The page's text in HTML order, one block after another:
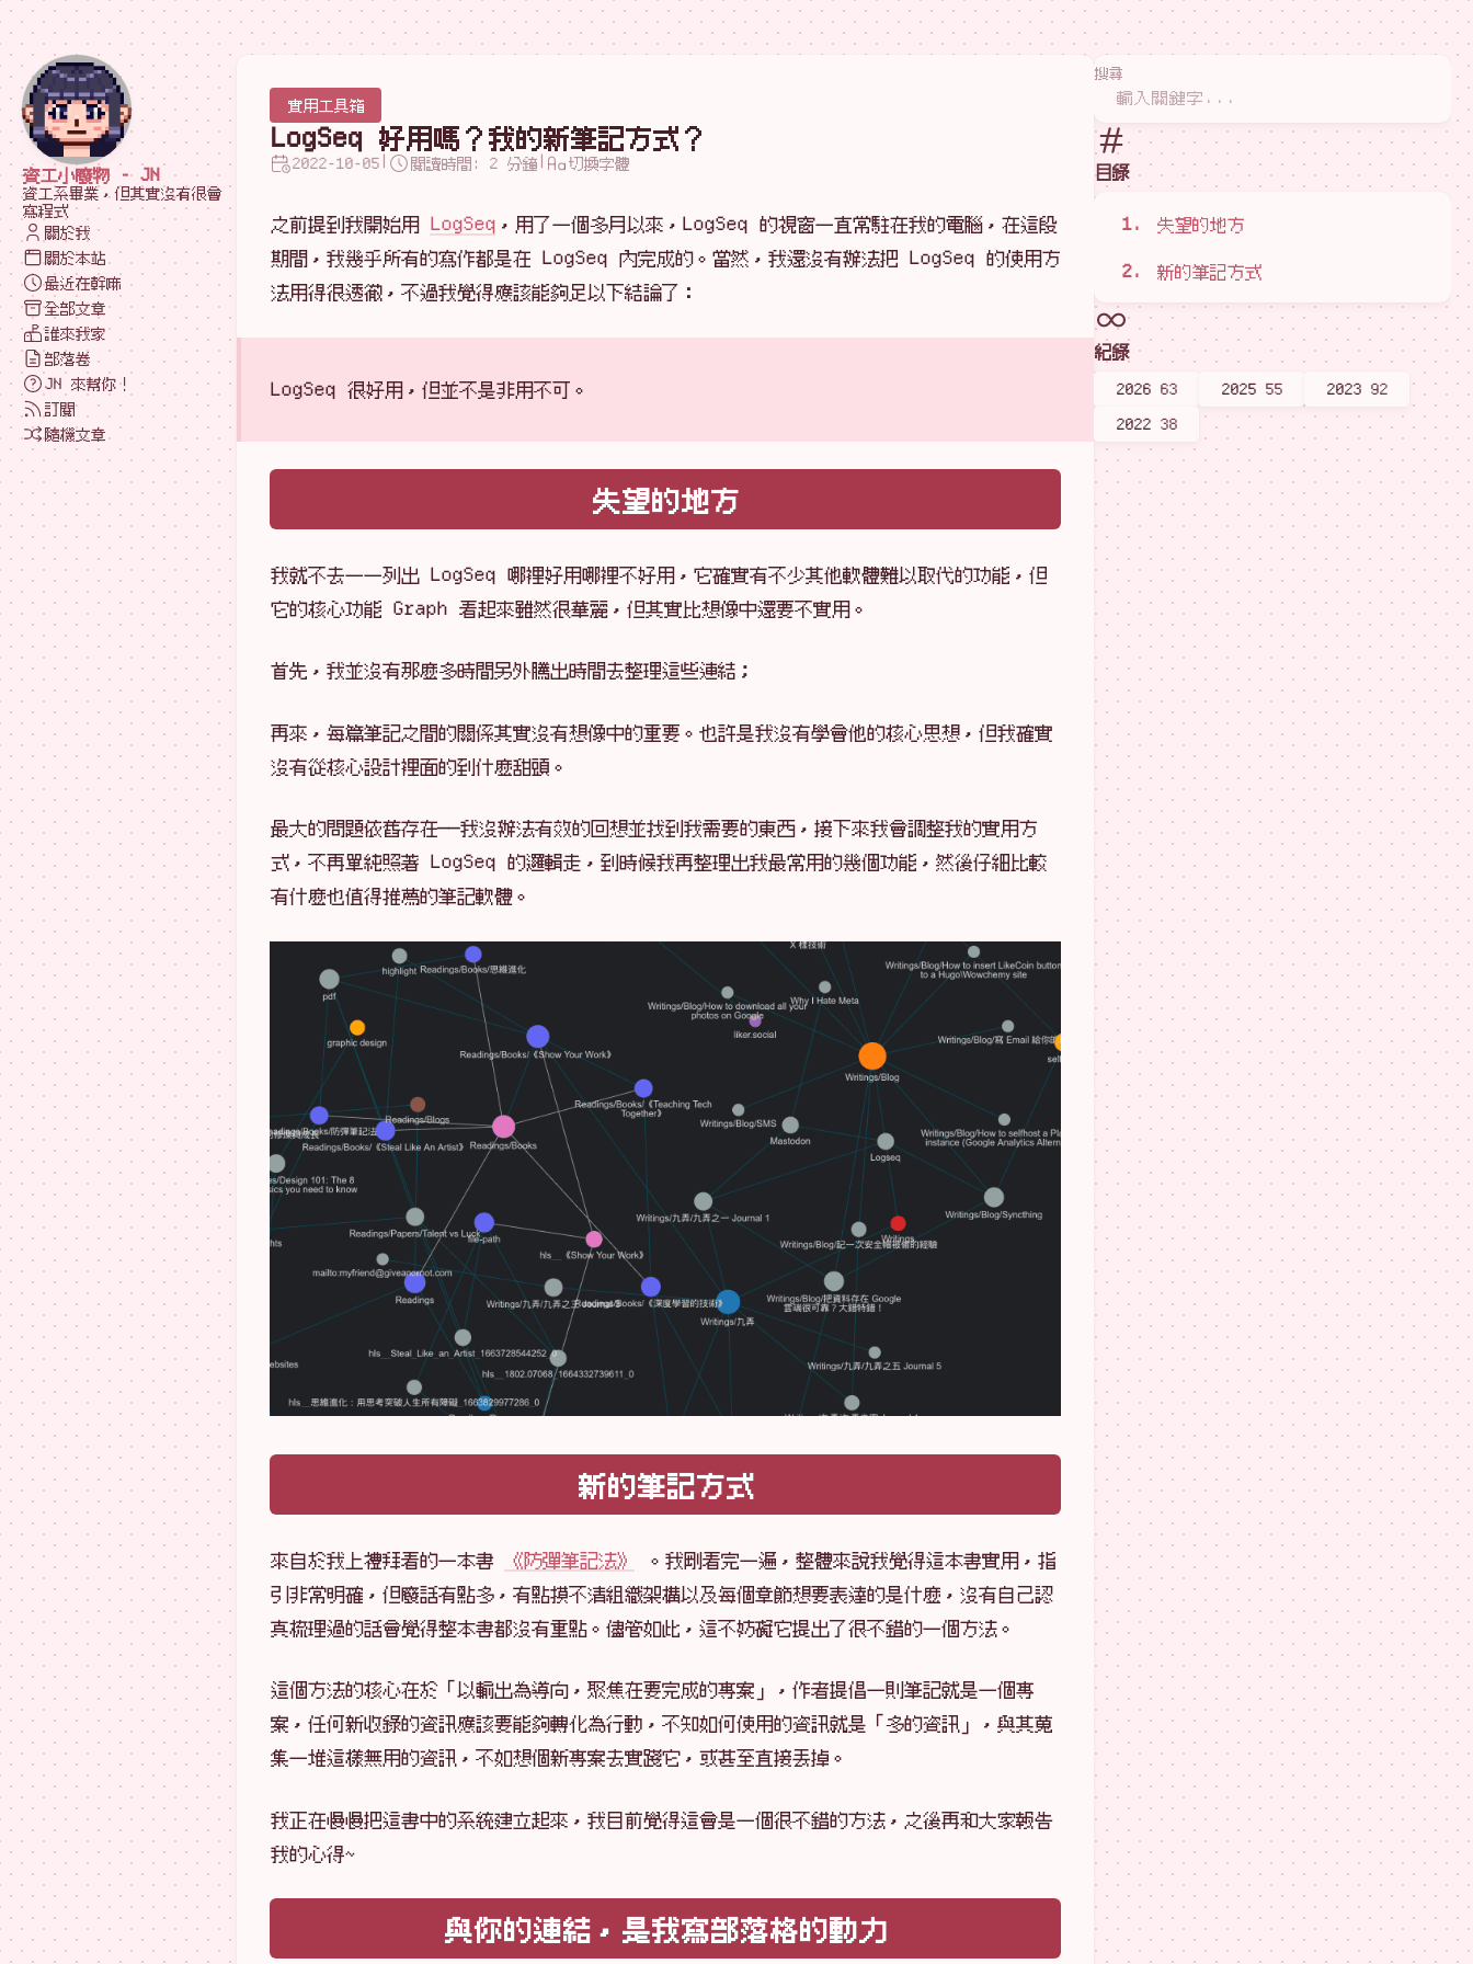
資工小廢物 - JN
資工系畢業，但其實沒有很會
寫程式
關於我
關於本站
最近在幹嘛
全部文章
誰來我家
部落卷
JN 來幫你！
訂閱
隨機文章
搜尋
目錄
失望的地方
新的筆記方式
紀錄
2026 63 2025 55 2023 92
2022 38
實用工具箱
LogSeq 好用嗎？我的新筆記方式？
2022-10-05| 閱讀時間: 2 分鐘| 切換字體
之前提到我開始用 LogSeq，用了一個多月以來，LogSeq 的視窗一直常駐在我的電腦，在這段
期間，我幾乎所有的寫作都是在 LogSeq 內完成的。當然，我還沒有辦法把 LogSeq 的使用方
法用得很透徹，不過我覺得應該能夠足以下結論了：
LogSeq 很好用，但並不是非用不可。
失望的地方
我就不去一一列出 LogSeq 哪裡好用哪裡不好用，它確實有不少其他軟體難以取代的功能，但
它的核心功能 Graph 看起來雖然很華麗，但其實比想像中還要不實用。
首先，我並沒有那麼多時間另外騰出時間去整理這些連結；
再來，每篇筆記之間的關係其實沒有想像中的重要。也許是我沒有學會他的核心思想，但我確實
沒有從核心設計裡面的到什麼甜頭。
最大的問題依舊存在——我沒辦法有效的回想並找到我需要的東西，接下來我會調整我的實用方
式，不再單純照著 LogSeq 的邏輯走，到時候我再整理出我最常用的幾個功能，然後仔細比較
有什麼也值得推薦的筆記軟體。
新的筆記方式
來自於我上禮拜看的一本書 《防彈筆記法》
。我剛看完一遍，整體來說我覺得這本書實用，指
引非常明確，但廢話有點多，有點摸不清組織架構以及每個章節想要表達的是什麼，沒有自己認
真梳理過的話會覺得整本書都沒有重點。儘管如此，這不妨礙它提出了很不錯的一個方法。
這個方法的核心在於「以輸出為導向，聚焦在要完成的專案」，作者提倡一則筆記就是一個專
案，任何新收錄的資訊應該要能夠轉化為行動，不知如何使用的資訊就是「多的資訊」，與其蒐
集一堆這樣無用的資訊，不如想個新專案去實踐它，或甚至直接丟掉。
我正在慢慢把這書中的系統建立起來，我目前覺得這會是一個很不錯的方法，之後再和大家報告
我的心得~
與你的連結，是我寫部落格的動力